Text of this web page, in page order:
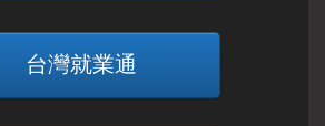
台灣就業通